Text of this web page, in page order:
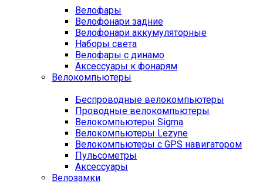
Велофары
Велофонари задние
Велофонари аккумуляторные
Наборы света
Велофары с динамо
Аксессуары к фонарям
Велокомпьютеры
Беспроводные велокомпьютеры
Проводные велокомпьютеры
Велокомпьютеры Sigma
Велокомпьютеры Lezyne
Велокомпьютеры с GPS навигатором
Пульсометры
Аксессуары
Велозамки